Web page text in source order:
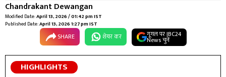
Chandrakant Dewangan
Modified Date:April 13, 2026 / 01:42 pm IST
Published Date:April 13, 2026 1:27 pm IST
SHARE शेयर कर गूगल पर IBC24
News चुनें
HIGHLIGHTS